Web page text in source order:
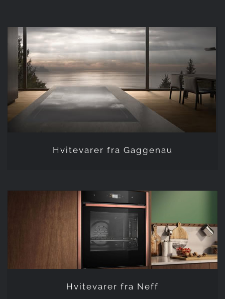
Hvitevarer fra Gaggenau
Hvitevarer fra Gaggenau
Hvitevarer fra Neff
Hvitevarer fra Neff